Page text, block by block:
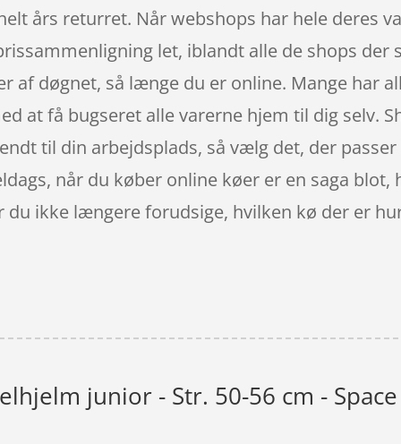
års returret. Når webshops har hele deres
let, iblandt alle de shops der
af døgnet, så længe du er online. Mange har
at få bugseret alle varerne hjem til dig selv.
til din arbejdsplads, så vælg det, der
når du køber online køer er en saga blot,
ikke længere forudsige, hvilken kø der er
junior - Str. 50-56 cm - Space